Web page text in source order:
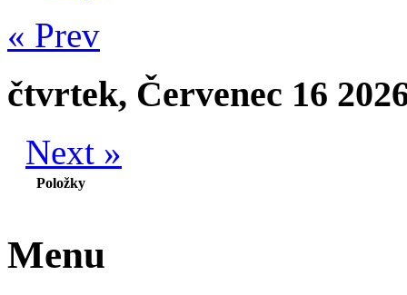
« Prev
čtvrtek, Červenec 16
Next »
Položky
Menu